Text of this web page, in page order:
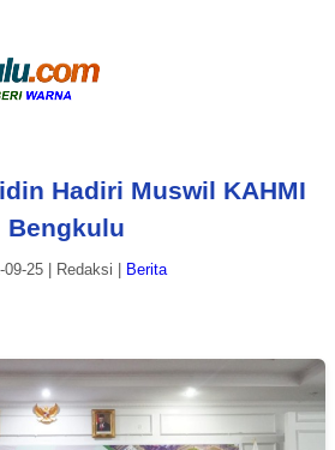
Hadiri Muswil KAHMI
Bengkulu
09-25| Redaksi Berita